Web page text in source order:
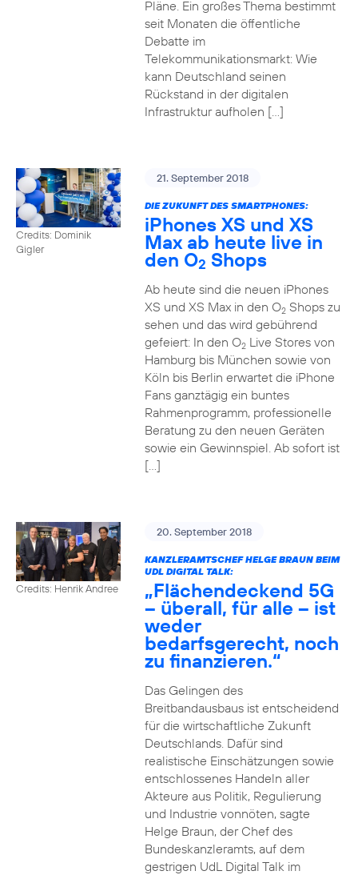
Pläne. Ein großes Thema bestimmt
seit Monaten die öffentliche
Debatte im
Telekommunikationsmarkt: Wie
kann Deutschland seinen
Rückstand in der digitalen
Infrastruktur aufholen […]
Credits: Dominik
Gigler
21. September 2018
DIE ZUKUNFT DES SMARTPHONES:
iPhones XS und XS
Max ab heute live in
den O2 Shops
Ab heute sind die neuen iPhones
XS und XS Max in den O2Shops zu
sehen und das wird gebührend
gefeiert: In den O2Live Stores von
Hamburg bis München sowie von
Köln bis Berlin erwartet die iPhone
Fans ganztägig ein buntes
Rahmenprogramm, professionelle
Beratung zu den neuen Geräten
sowie ein Gewinnspiel. Ab sofort ist
[…]
Credits: Henrik Andree
20. September 2018
KANZLERAMTSCHEF HELGE BRAUN BEIM
UDL DIGITAL TALK:
„Flächendeckend 5G
– überall, für alle – ist
weder
bedarfsgerecht, noch
zu finanzieren.“
Das Gelingen des
Breitbandausbaus ist entscheidend
für die wirtschaftliche Zukunft
Deutschlands. Dafür sind
realistische Einschätzungen sowie
entschlossenes Handeln aller
Akteure aus Politik, Regulierung
und Industrie vonnöten, sagte
Helge Braun, der Chef des
Bundeskanzleramts, auf dem
gestrigen UdL Digital Talk im